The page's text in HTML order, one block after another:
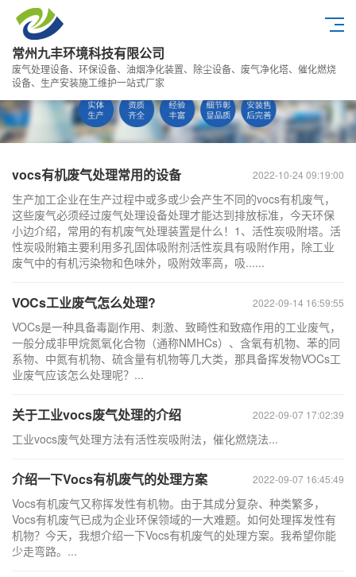
常州九丰环境科技有限公司
废气处理设备、环保设备、油烟净化装置、除尘设备、废气净化塔、催化燃烧
设备、生产安装施工维护一站式厂家
2022-10-24 09:19:00
vocs有机废气处理常用的设备
生产加工企业在生产过程中或多或少会产生不同的vocs有机废气，
这些废气必须经过废气处理设备处理才能达到排放标准，今天环保
小边介绍，常用的有机废气处理装置是什么！1、活性炭吸附塔。活
性炭吸附箱主要利用多孔固体吸附剂活性炭具有吸附作用，除工业
废气中的有机污染物和色味外，吸附效率高，吸......
2022-09-14 16:59:55
VOCs工业废气怎么处理?
VOCs是一种具备毒副作用、刺激、致畸性和致癌作用的工业废气，
一般分成非甲烷氮氧化合物（通称NMHCs）、含氧有机物、苯的同
系物、中氮有机物、硫含量有机物等几大类，那具备挥发物VOCs工
业废气应该怎么处理呢？...
2022-09-07 17:02:39
关于工业vocs废气处理的介绍
工业vocs废气处理方法有活性炭吸附法，催化燃烧法...
2022-09-07 16:45:49
介绍一下Vocs有机废气的处理方案
Vocs有机废气又称挥发性有机物。由于其成分复杂、种类繁多，
Vocs有机废气已成为企业环保领域的一大难题。如何处理挥发性有
机物？今天，我想介绍一下Vocs有机废气的处理方案。我希望你能
少走弯路。...